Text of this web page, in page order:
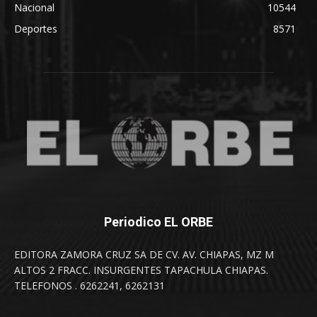
Nacional
10544
Deportes
8571
Periodico EL ORBE
EDITORA ZAMORA CRUZ SA DE CV. AV. CHIAPAS, MZ M
ALTOS 2 FRACC. INSURGENTES TAPACHULA CHIAPAS.
TELEFONOS . 6262241, 6262131